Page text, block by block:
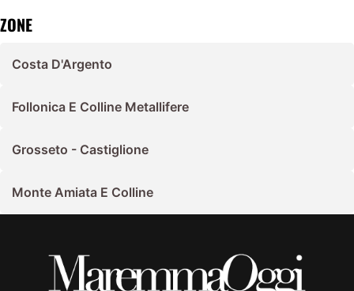
ZONE
Costa D'Argento
Follonica E Colline Metallifere
Grosseto - Castiglione
Monte Amiata E Colline